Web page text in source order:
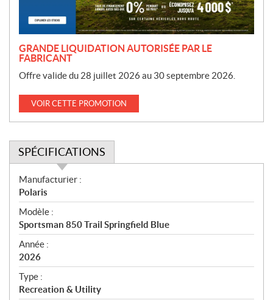
GRANDE LIQUIDATION AUTORISÉE PAR LE
FABRICANT
Offre valide du 28 juillet 2026 au 30 septembre 2026.
VOIR CETTE PROMOTION
SPÉCIFICATIONS
S
p
é
c
i
f
i
c
a
Manufacturier :
Polaris
Modèle :
Sportsman 850 Trail Springfield Blue
Année :
2026
Type :
Recreation & Utility